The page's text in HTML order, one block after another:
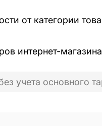
от категории
интернет-магазина
учета основного